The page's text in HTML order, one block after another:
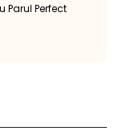
Parul Perfect